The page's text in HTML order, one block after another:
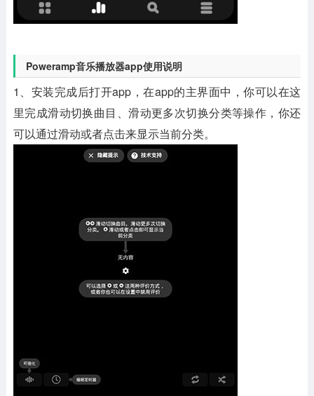
Poweramp音乐播放器app使用说明
1、安装完成后打开app，在app的主界面中，你可以在这
里完成滑动切换曲目、滑动更多次切换分类等操作，你还
可以通过滑动或者点击来显示当前分类。